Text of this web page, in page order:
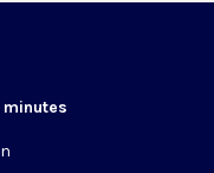
minutes